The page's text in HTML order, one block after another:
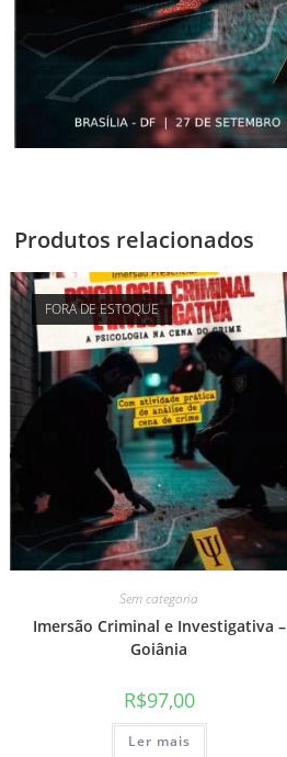
Produtos relacionados
FORA DE ESTOQUE
Sem categoria
Imersão Criminal e Investigativa –
Goiânia
R$97,00
Ler mais